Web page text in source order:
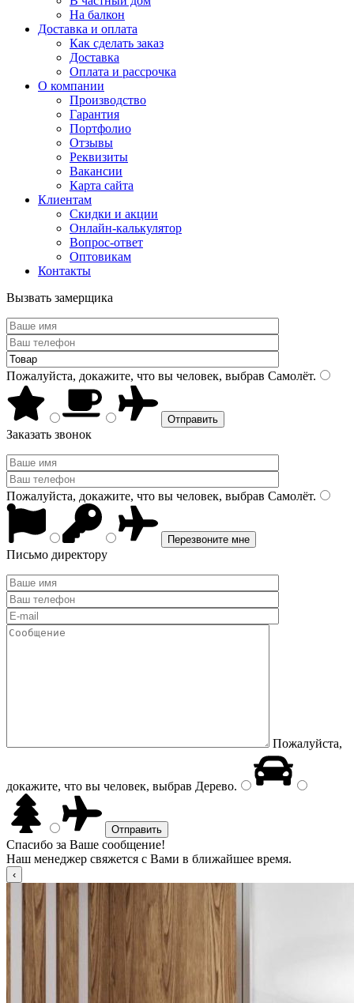
На балкон
Доставка и оплата
Как сделать заказ
Доставка
Оплата и рассрочка
О компании
Производство
Гарантия
Портфолио
Отзывы
Реквизиты
Вакансии
Карта сайта
Клиентам
Скидки и акции
Онлайн-калькулятор
Вопрос-ответ
Оптовикам
Контакты
Вызвать замерщика
Пожалуйста, докажите, что вы человек, выбрав Самолёт.
Заказать звонок
Пожалуйста, докажите, что вы человек, выбрав Самолёт.
Письмо директору
Пожалуйста,
докажите, что вы человек, выбрав Дерево.
Спасибо за Ваше сообщение!
Наш менеджер свяжется с Вами в ближайшее время.